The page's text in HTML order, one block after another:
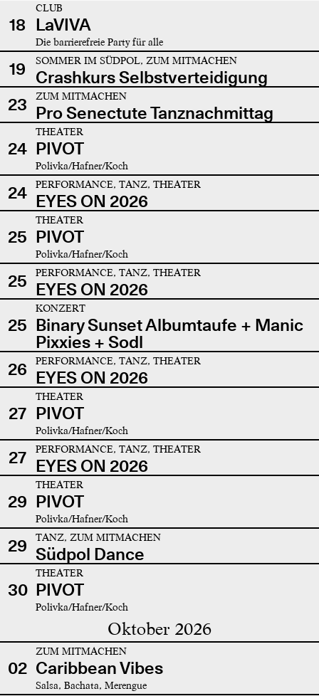
18
CLUB
LaVIVA
Die barrierefreie Party für alle
19 SOMMER IM SÜDPOL, ZUM MITMACHEN
Crashkurs Selbstverteidigung
23
ZUM MITMACHEN
Pro Senectute Tanznachmittag
24
THEATER
PIVOT
Polivka/Hafner/Koch
24 PERFORMANCE, TANZ, THEATER
EYES ON 2026
25
THEATER
PIVOT
Polivka/Hafner/Koch
25 PERFORMANCE, TANZ, THEATER
EYES ON 2026
25
KONZERT
Binary Sunset Albumtaufe + Manic
Pixxies + Sodl
26
PERFORMANCE, TANZ, THEATER
EYES ON 2026
27
THEATER
PIVOT
Polivka/Hafner/Koch
27 PERFORMANCE, TANZ, THEATER
EYES ON 2026
29
THEATER
PIVOT
Polivka/Hafner/Koch
29 TANZ, ZUM MITMACHEN
Südpol Dance
30
THEATER
PIVOT
Polivka/Hafner/Koch
Oktober 2026
02
ZUM MITMACHEN
Caribbean Vibes
Salsa, Bachata, Merengue